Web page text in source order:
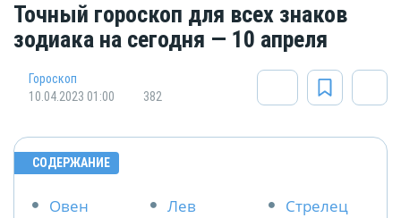
Точный гороскоп для всех знаков
зодиака на сегодня — 10 апреля
Гороскоп
10.04.2023 01:00
382
СОДЕРЖАНИЕ
Овен
Лев
Стрелец